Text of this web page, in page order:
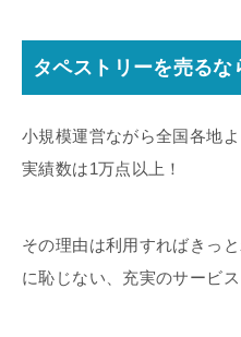
タペストリーを売る
小規模運営ながら全国各地
実績数は1万点以上！
その理由は利用すればきっ
に恥じない、充実のサービ